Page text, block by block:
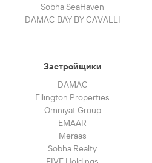
Sobha SeaHaven
DAMAC BAY BY CAVALLI
Застройщики
DAMAC
Ellington Properties
Omniyat Group
EMAAR
Meraas
Sobha Realty